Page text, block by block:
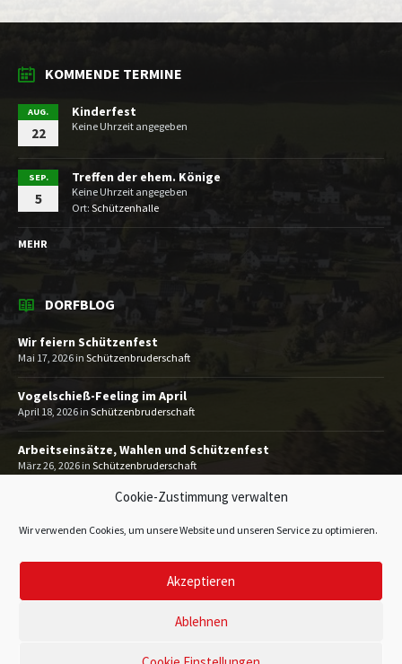
Cookie-Zustimmung verwalten
Wir verwenden Cookies, um unsere Website und unseren Service zu optimieren.
Akzeptieren
Ablehnen
KOMMENDE TERMINE
AUG.
22
Kinderfest
Keine Uhrzeit angegeben
SEP.
5
Treffen der ehem. Könige
Keine Uhrzeit angegeben
Ort: Schützenhalle
MEHR
DORFBLOG
Wir feiern Schützenfest
Mai 17, 2026 in Schützenbruderschaft
Vogelschieß-Feeling im April
April 18, 2026in Schützenbruderschaft
Arbeitseinsätze, Wahlen und Schützenfest
März 26, 2026 in Schützenbruderschaft
Datenschutzerklärung